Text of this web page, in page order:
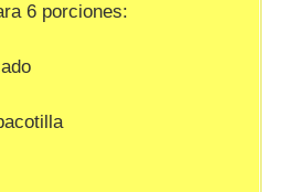
6 porciones: